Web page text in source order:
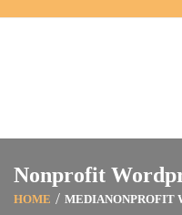
Nonprofit
HOME MEDIANONPROFIT